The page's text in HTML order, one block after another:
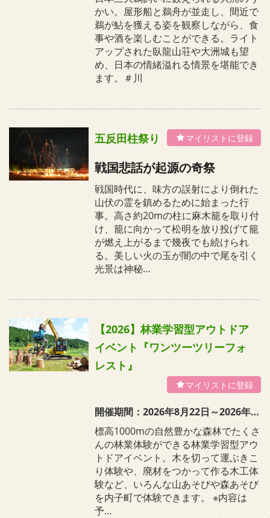
かい。屋形船と鵜舟が並走し、間近で
鵜が鮎を獲える姿を観察しながら、食
事や酒を楽しむことができる。ライト
アップされた臥龍山荘や大洲城も望
め、日本の情緒溢れる情景を堪能でき
ます。＃川
五反田柱祭り
戦国悲話が起源の奇祭
戦国時代に、味方の誤射により倒れた
山伏の霊を鎮めるために始まった行
事。高さ約20mの柱に麻木籠を取り付
け、籠に向かって松明を放り投げて籠
が燃え上がるまで幾夜でも続けられ
る。美しい火の玉が闇の中で尾を引く
光景は神秘…
【2026】林業学習型アウトドア
イベント『ワンツーツリーフォ
レスト』
開催期間：2026年8月22日～2026年8月23日
標高1000mの自然豊かな森林でたくさ
んの林業体験ができる林業学習型アウ
トドアイベント。木を切って運ぶきこ
り体験や、廃材をつかって作る木工体
験など、いろんな山あそびや森あそび
を内子町で体験できます。 ※内容は
予…